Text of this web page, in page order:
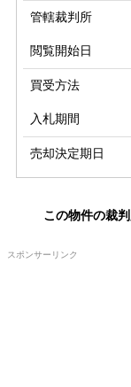
管轄裁判所
閲覧開始日
買受方法
入札期間
売却決定期日
この物件の裁
スポンサーリンク